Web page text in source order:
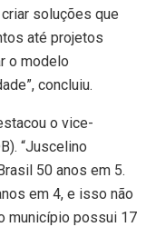
soluções que
até projetos
o modelo
concluiu.
o vice-
“Juscelino
50 anos em 5.
em 4, e isso não
município possui 17